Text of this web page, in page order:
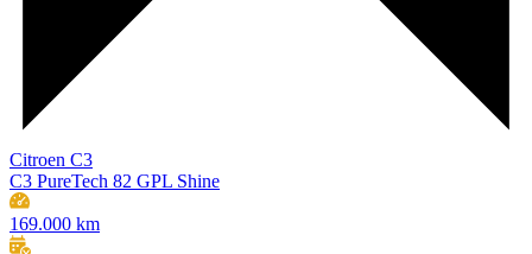
Citroen C3
C3 PureTech 82 GPL Shine
169.000 km